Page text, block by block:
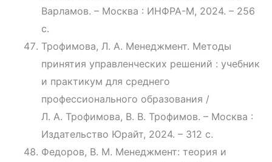
Варламов. – Москва : ИНФРА-М, 2024. – 256
с.
Трофимова, Л. А. Менеджмент. Методы
принятия управленческих решений : учебник
и практикум для среднего
профессионального образования /
Л. А. Трофимова, В. В. Трофимов. – Москва :
Издательство Юрайт, 2024. – 312 с.
Федоров, В. М. Менеджмент: теория и